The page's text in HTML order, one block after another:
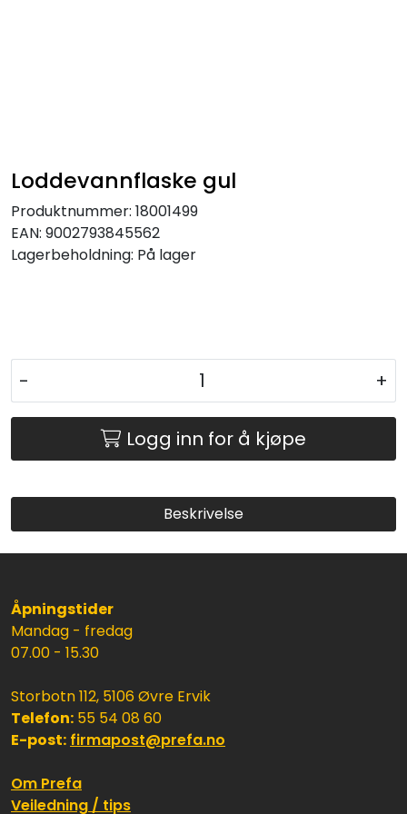
Loddevannflaske gul
Produktnummer: 18001499
EAN: 9002793845562
Lagerbeholdning: På lager
- +
Logg inn for å kjøpe
Beskrivelse
Åpningstider
Mandag - fredag
07.00 - 15.30
Storbotn 112, 5106 Øvre Ervik
Telefon: 55 54 08 60
E-post: firmapost@prefa.no
Om Prefa
Veiledning / tips